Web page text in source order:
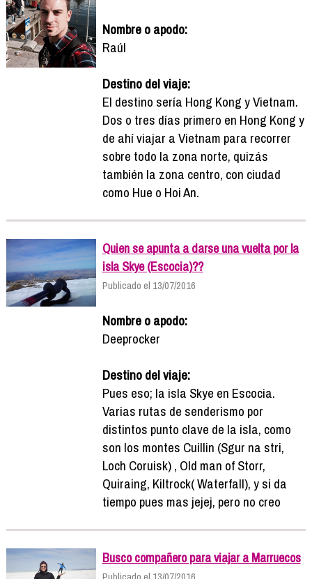
Nombre o apodo:
Raúl
Destino del viaje:
El destino sería Hong Kong y Vietnam.
Dos o tres días primero en Hong Kong y
de ahí viajar a Vietnam para recorrer
sobre todo la zona norte, quizás
también la zona centro, con ciudad
como Hue o Hoi An.
Quien se apunta a darse una vuelta por la
isla Skye (Escocia)??
Publicado el 13/07/2016
Nombre o apodo:
Deeprocker
Destino del viaje:
Pues eso; la isla Skye en Escocia.
Varias rutas de senderismo por
distintos punto clave de la isla, como
son los montes Cuillin (Sgur na stri,
Loch Coruisk) , Old man of Storr,
Quiraing, Kiltrock( Waterfall), y si da
tiempo pues mas jejej, pero no creo
Busco compañero para viajar a Marruecos